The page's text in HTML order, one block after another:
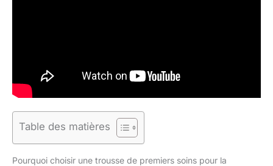
Table des matières
Pourquoi choisir une trousse de premiers soins pour la